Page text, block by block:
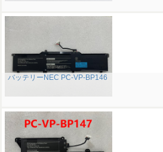
バッテリーNEC PC-VP-BP146